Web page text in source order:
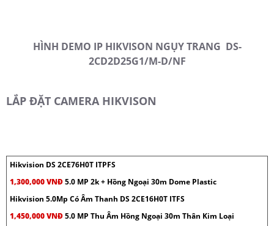
HÌNH DEMO IP HIKVISON NGỤY TRANG DS-
2CD2D25G1/M-D/NF
LẮP ĐẶT CAMERA HIKVISON
Hikvision DS 2CE76H0T ITPFS
1,300,000 VNĐ5.0 MP 2k + Hồng Ngoại 30m Dome Plastic
Hikvision 5.0Mp Có Âm Thanh DS 2CE16H0T ITFS
1,450,000 VNĐ5.0 MP Thu Âm Hồng Ngoại 30m Thân Kim Loại